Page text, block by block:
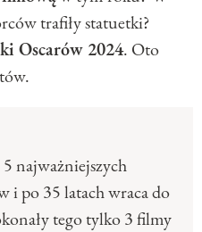
trafiły statuetki?
Oscarów 2024. Oto
najważniejszych
i po 35 latach wraca do
tego tylko 3 filmy